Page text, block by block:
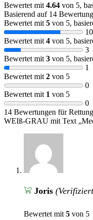
Bewertet mit 4.64 von 5,
Basierend auf 14
Bewertet mit 5 von 5,
10
Bewertet mit 4 von 5,
3
Bewertet mit 3 von 5,
1
Bewertet mit 2 von 5
0
Bewertet mit 1 von 5
0
14 Bewertungen für
WEIß-GRAU mit Text
Joris
Bewertet mit 5 von 5